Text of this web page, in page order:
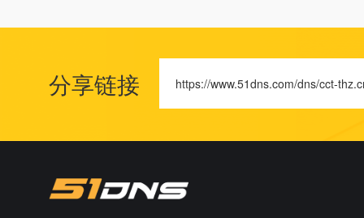
分享链接 https://www.51dns.com/dns/cct-